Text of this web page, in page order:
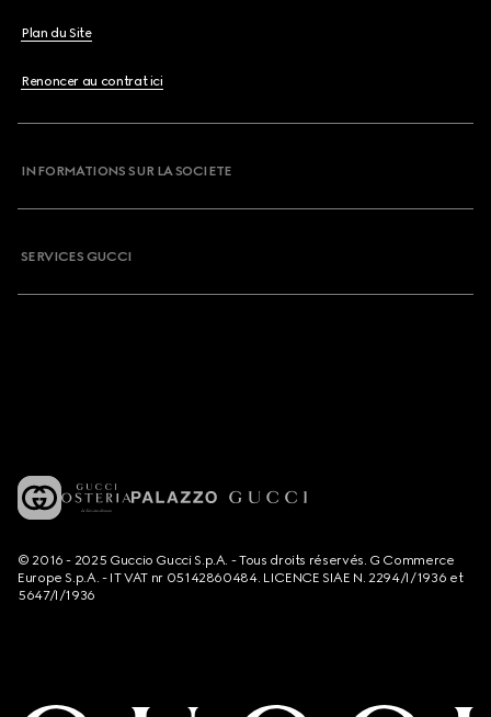
Plan du Site
Renoncer au contrat ici
INFORMATIONS SUR LA SOCIETE
SERVICES GUCCI
© 2016 - 2025 Guccio Gucci S.p.A. - Tous droits réservés. G Commerce
Europe S.p.A. - IT VAT nr 05142860484. LICENCE SIAE N. 2294/I/1936 et
5647/I/1936